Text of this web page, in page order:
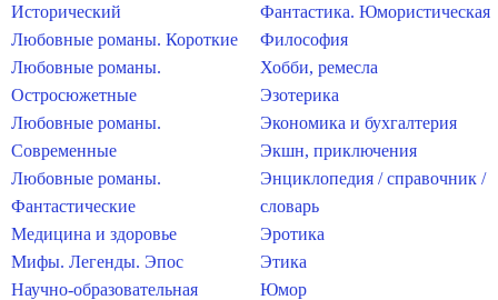
Исторический
Любовные романы. Короткие
Любовные романы.
Остросюжетные
Любовные романы.
Современные
Любовные романы.
Фантастические
Медицина и здоровье
Мифы. Легенды. Эпос
Научно-образовательная
Фантастика. Юмористическая
Философия
Хобби, ремесла
Эзотерика
Экономика и бухгалтерия
Экшн, приключения
Энциклопедия / справочник /
словарь
Эротика
Этика
Юмор